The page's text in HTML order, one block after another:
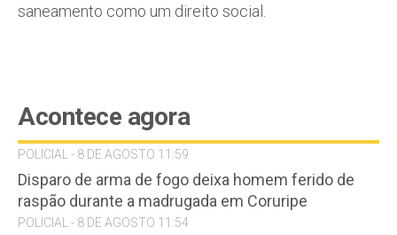
saneamento como um direito social.
Acontece agora
POLICIAL - 8 DE AGOSTO 11:59
Disparo de arma de fogo deixa homem ferido de
raspão durante a madrugada em Coruripe
POLICIAL - 8 DE AGOSTO 11:54